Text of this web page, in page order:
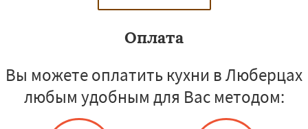
Оплата
Вы можете оплатить кухни в Люберцах
любым удобным для Вас методом: